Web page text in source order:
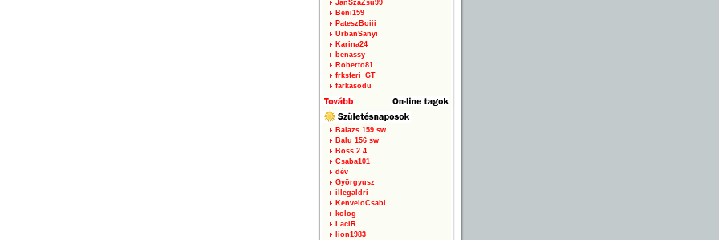
JanSzaZsu99
Beni159
PateszBoiii
UrbanSanyi
Karina24
benassy
Roberto81
frksferi_GT
farkasodu
Balazs.159 sw
Balu 156 sw
Boss 2.4
Csaba101
dév
Györgyusz
illegaldri
KenveloCsabi
kolog
LaciR
lion1983